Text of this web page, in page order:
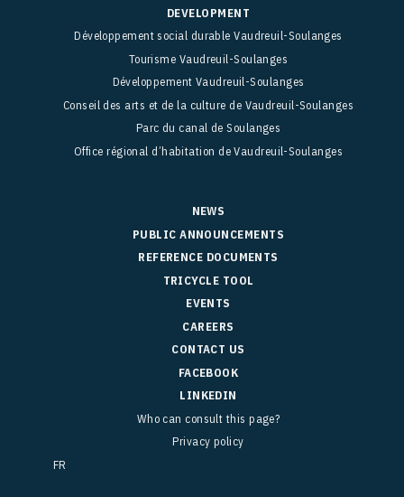
DEVELOPMENT
Développement social durable Vaudreuil-Soulanges
Tourisme Vaudreuil-Soulanges
Développement Vaudreuil-Soulanges
Conseil des arts et de la culture de Vaudreuil-Soulanges
Parc du canal de Soulanges
Office régional d’habitation de Vaudreuil-Soulanges
NEWS
PUBLIC ANNOUNCEMENTS
REFERENCE DOCUMENTS
TRICYCLE TOOL
EVENTS
CAREERS
CONTACT US
FACEBOOK
LINKEDIN
Who can consult this page?
Privacy policy
FR